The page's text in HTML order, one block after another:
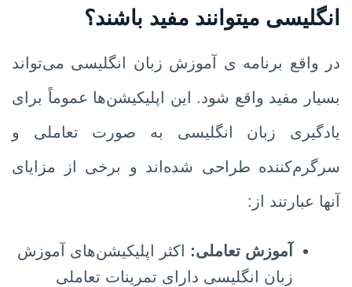
انگلیسی میتوانند مفید باشند؟
در واقع برنامه ی آموزش زبان انگلیسی می‌تواند
بسیار مفید واقع شود. این اپلیکیشن‌ها عموماً برای
یادگیری زبان انگلیسی به صورت تعاملی و
سرگرم‌کننده طراحی شده‌اند و برخی از مزایای
آنها عبارتند از:
آموزش تعاملی: اکثر اپلیکیشن‌های آموزش
زبان انگلیسی دارای تمرینات تعاملی